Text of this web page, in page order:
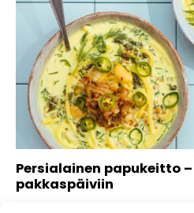
Persialainen papukeitto
pakkaspäiviin